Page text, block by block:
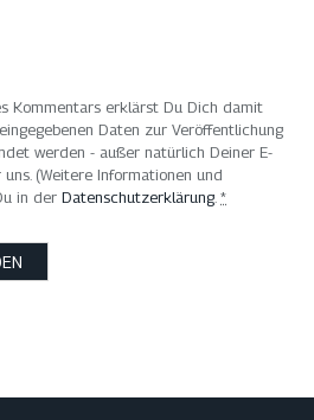
Kommentars erklärst Du Dich damit
Daten zur Veröffentlichung
werden - außer natürlich Deiner E-
(Weitere Informationen und
in der Datenschutzerklärung *